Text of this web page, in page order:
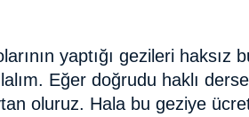
yaptığı gezileri haksız
Eğer doğrudu haklı
oluruz. Hala bu geziye